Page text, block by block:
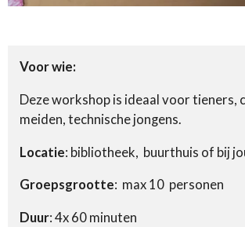
Voor wie:
Deze workshop is ideaal voor tieners,
meiden, technische jongens.
Locatie: bibliotheek, buurthuis of bij
Groepsgrootte: max 10 personen
Duur: 4x 60 minuten